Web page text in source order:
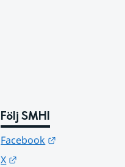
Följ SMHI
Facebook
X